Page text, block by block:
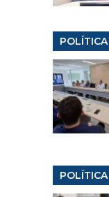
POLÍTICA
POLÍTICA